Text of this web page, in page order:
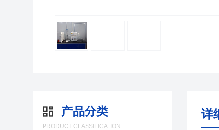
产品分类
PRODUCT CLASSIFICATION
详